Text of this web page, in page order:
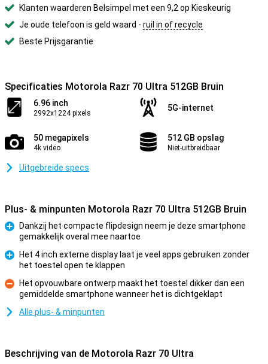
Klanten waarderen Belsimpel met een 9,2 op Kieskeurig
Je oude telefoon is geld waard - ruil in of recycle
Beste Prijsgarantie
Specificaties Motorola Razr 70 Ultra 512GB Bruin
6.96 inch
2992x1224 pixels
5G-internet
50 megapixels
4k video
512 GB opslag
Niet-uitbreidbaar
Uitgebreide specs
Plus- & minpunten Motorola Razr 70 Ultra 512GB Bruin
Pluspunt
Dankzij het compacte flipdesign neem je deze smartphone
gemakkelijk overal mee naartoe
Pluspunt
Het 4 inch externe display laat je veel apps gebruiken zonder
het toestel open te klappen
Minpunt
Het opvouwbare ontwerp maakt het toestel dikker dan een
gemiddelde smartphone wanneer het is dichtgeklapt
Alle plus- & minpunten
Beschrijving van de Motorola Razr 70 Ultra